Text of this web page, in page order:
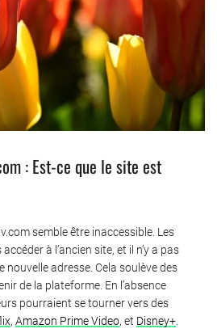
: Est-ce que le site est
semble être inaccessible. Les
à l’ancien site, et il n’y a pas
nouvelle adresse. Cela soulève des
de la plateforme. En l’absence
pourraient se tourner vers des
, Amazon Prime Video, et Disney+